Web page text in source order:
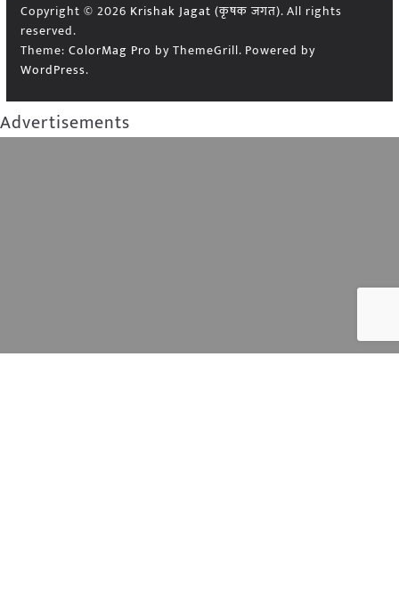
Copyright © 2026 Krishak Jagat (कृषक जगत). All rights
reserved.
Theme: ColorMag Pro by ThemeGrill. Powered by
WordPress.
Advertisements